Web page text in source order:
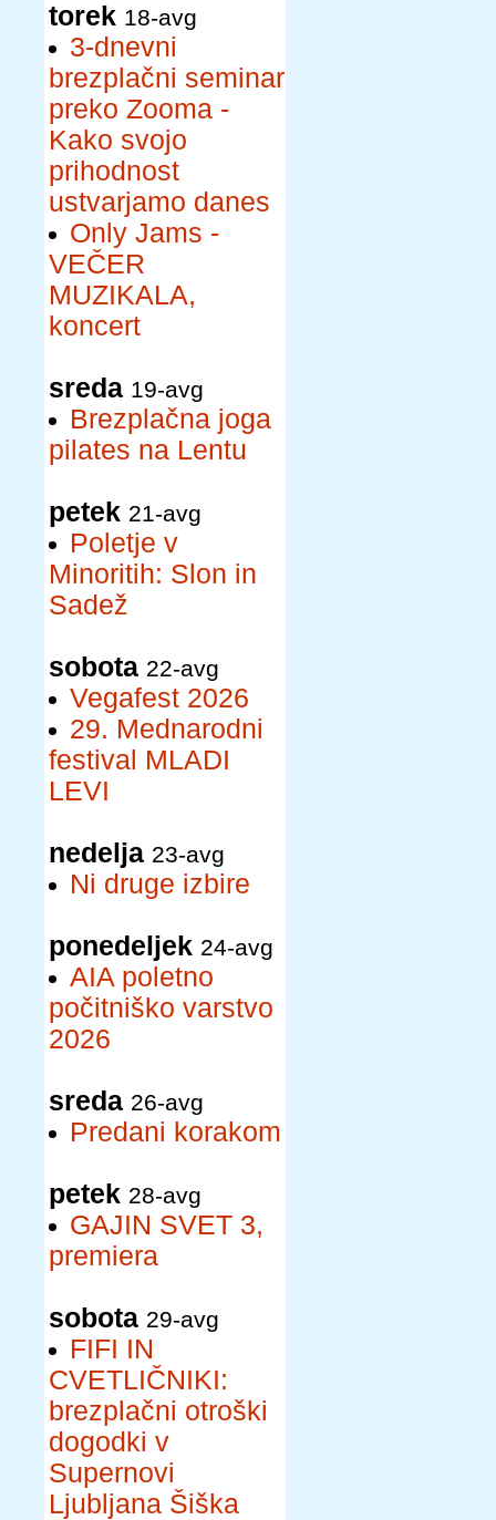
torek 18-avg
3-dnevni
brezplačni seminar
preko Zooma -
Kako svojo
prihodnost
ustvarjamo danes
Only Jams -
VEČER
MUZIKALA,
koncert
sreda 19-avg
Brezplačna joga
pilates na Lentu
petek 21-avg
Poletje v
Minoritih: Slon in
Sadež
sobota 22-avg
Vegafest 2026
29. Mednarodni
festival MLADI
LEVI
nedelja 23-avg
Ni druge izbire
ponedeljek 24-avg
AIA poletno
počitniško varstvo
2026
sreda 26-avg
Predani korakom
petek 28-avg
GAJIN SVET 3,
premiera
sobota 29-avg
FIFI IN
CVETLIČNIKI:
brezplačni otroški
dogodki v
Supernovi
Ljubljana Šiška